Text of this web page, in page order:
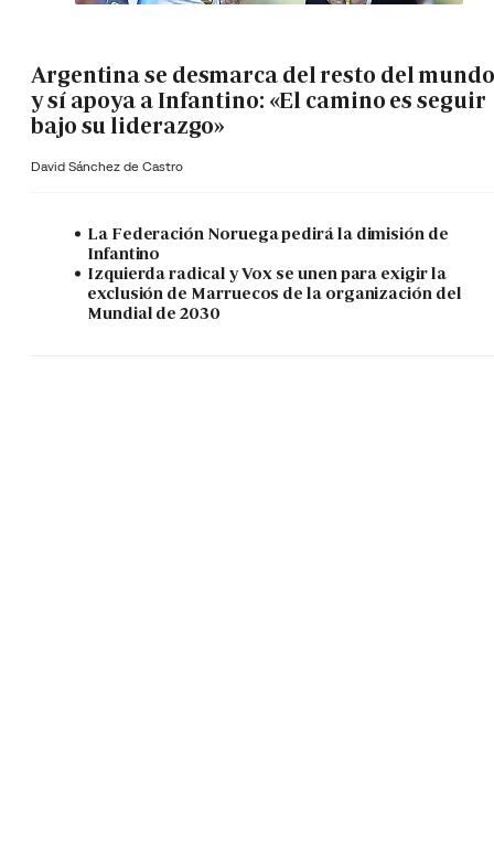
Argentina se desmarca del resto del mundo
y sí apoya a Infantino: «El camino es seguir
bajo su liderazgo»
David Sánchez de Castro
La Federación Noruega pedirá la dimisión de
Infantino
Izquierda radical y Vox se unen para exigir la
exclusión de Marruecos de la organización del
Mundial de 2030